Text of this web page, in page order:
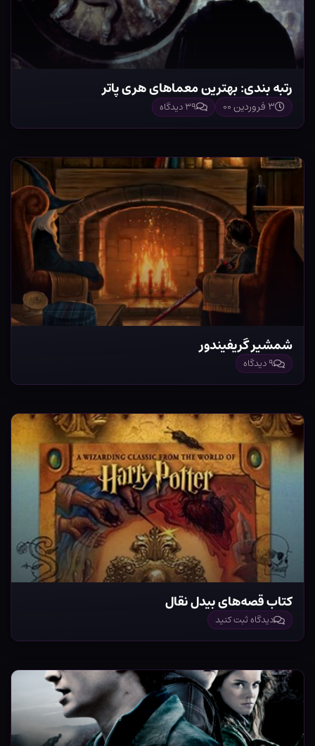
رتبه بندی: بهترین معماهای هری پاتر
۳ فروردین ۰۰ ۳۹ دیدگاه
شمشیر گریفیندور
۹ دیدگاه
کتاب قصه‌های بیدل نقال
دیدگاه ثبت کنید